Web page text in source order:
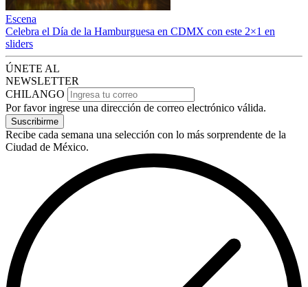
Escena
Celebra el Día de la Hamburguesa en CDMX con este 2×1 en
sliders
ÚNETE AL
NEWSLETTER
CHILANGO
Por favor ingrese una dirección de correo electrónico válida.
Suscribirme
Recibe cada semana una selección con lo más sorprendente de la
Ciudad de México.